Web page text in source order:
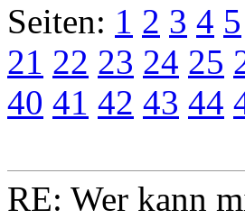
Seiten: 1 2 3 4 5
21 22 23 24 25
40 41 42 43 44
RE: Wer kann